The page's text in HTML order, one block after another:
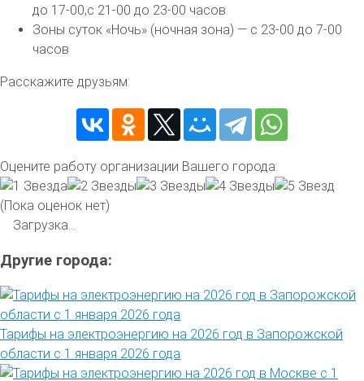
до 17-00,с 21-00 до 23-00 часов
Зоны суток «Ночь» (ночная зона) — с 23-00 до 7-00
часов
Расскажите друзьям:
Оцените работу организации Вашего города:
(Пока оценок нет)
Загрузка...
Другие города:
Тарифы на электроэнергию на 2026 год в Запорожской
области с 1 января 2026 года